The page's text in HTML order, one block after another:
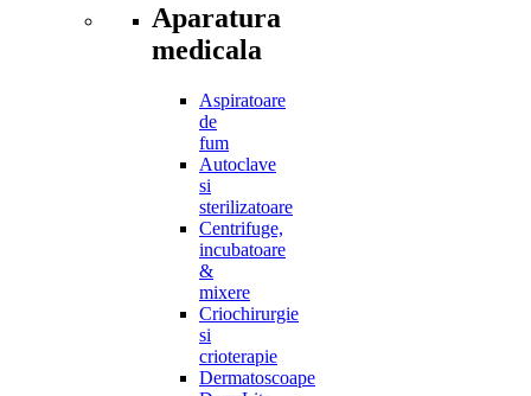
Aparatura
medicala
Aspiratoare
de
fum
Autoclave
si
sterilizatoare
Centrifuge,
incubatoare
&
mixere
Criochirurgie
si
crioterapie
Dermatoscoape